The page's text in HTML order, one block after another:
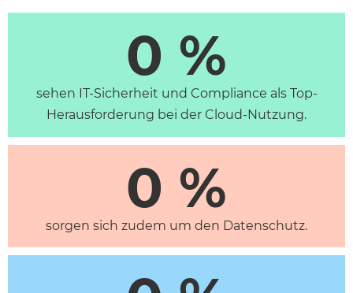
0 %
sehen IT-Sicherheit und Compliance als Top-
Herausforderung bei der Cloud-Nutzung.
0 %
sorgen sich zudem um den Datenschutz.